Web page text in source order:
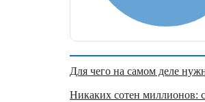
Для чего на самом деле
Никаких сотен миллионов: